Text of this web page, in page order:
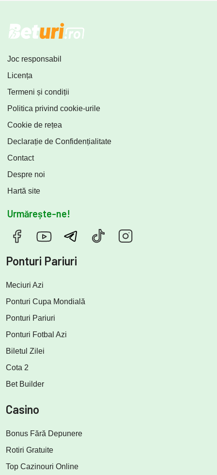
Joc responsabil
Licența
Termeni și condiții
Politica privind cookie-urile
Cookie de rețea
Declarație de Confidențialitate
Contact
Despre noi
Hartă site
Urmărește-ne!
Ponturi Pariuri
Meciuri Azi
Ponturi Cupa Mondială
Ponturi Pariuri
Ponturi Fotbal Azi
Biletul Zilei
Cota 2
Bet Builder
Casino
Bonus Fără Depunere
Rotiri Gratuite
Top Cazinouri Online